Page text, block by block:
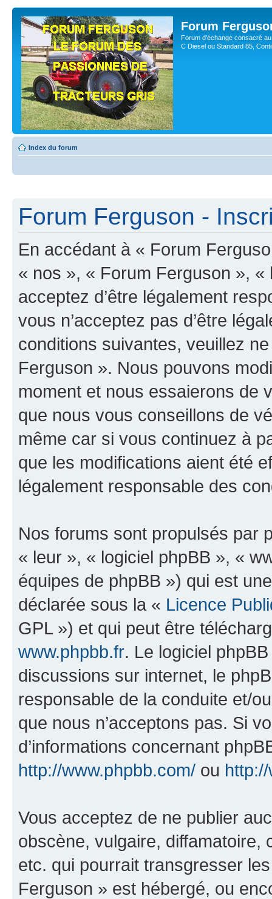
Forum
Forum d'échange consacré
C Diesel ou Standard 85,
Index du forum
Forum Ferguson -
En accédant à « Forum
« nos », « Forum Ferguson »,
acceptez d’être légalement
vous n’acceptez pas d’être
conditions suivantes, veuillez
Ferguson ». Nous pouvons
moment et nous essaierons de
que nous vous conseillons de
même car si vous continuez à
que les modifications aient été
légalement responsable des
Nos forums sont propulsés par
« leur », « logiciel phpBB », «
équipes de phpBB ») qui est
déclarée sous la « Licence
GPL ») et qui peut être
www.phpbb.fr. Le logiciel
discussions sur internet, le
responsable de la conduite et/
que nous n’acceptons pas. Si
d’informations concernant
http://www.phpbb.com/ ou
Vous acceptez de ne publier
obscène, vulgaire, diffamatoire,
etc. qui pourrait transgresser
Ferguson » est hébergé, ou